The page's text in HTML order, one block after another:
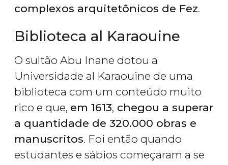
complexos arquitetônicos de Fez.
Biblioteca al Karaouine
O sultão Abu Inane dotou a
Universidade al Karaouine de uma
biblioteca com um conteúdo muito
rico e que, em 1613, chegou a superar
a quantidade de 320.000 obras e
manuscritos. Foi então quando
estudantes e sábios começaram a se